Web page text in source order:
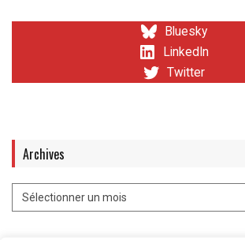
Bluesky
LinkedIn
Twitter
Archives